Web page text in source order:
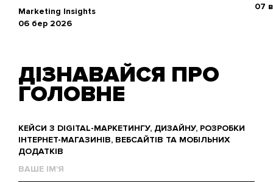
Marketing Insights
06 бер 2026
07
ДІЗНАВАЙСЯ ПРО
ГОЛОВНЕ
КЕЙСИ З DIGITAL-МАРКЕТИНГУ, ДИЗАЙНУ, РОЗРОБКИ
ІНТЕРНЕТ-МАГАЗИНІВ, ВЕБСАЙТІВ ТА МОБІЛЬНИХ
ДОДАТКІВ
им'я